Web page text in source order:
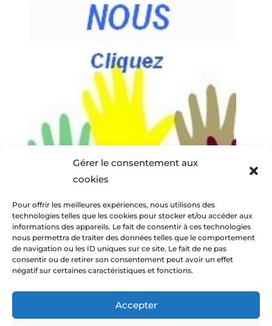
Gérer le consentement aux
cookies
Pour offrir les meilleures expériences, nous utilisons des
technologies telles que les cookies pour stocker et/ou accéder aux
informations des appareils. Le fait de consentir à ces technologies
nous permettra de traiter des données telles que le comportement
de navigation ou les ID uniques sur ce site. Le fait de ne pas
consentir ou de retirer son consentement peut avoir un effet
négatif sur certaines caractéristiques et fonctions.
Accepter